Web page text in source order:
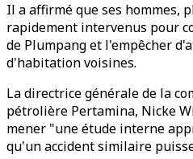
Il a affirmé que ses hommes,
rapidement intervenus pour
de Plumpang et l'empêcher
d'habitation voisines.
La directrice générale de la
pétrolière Pertamina, Nicke
mener "une étude interne
qu'un accident similaire